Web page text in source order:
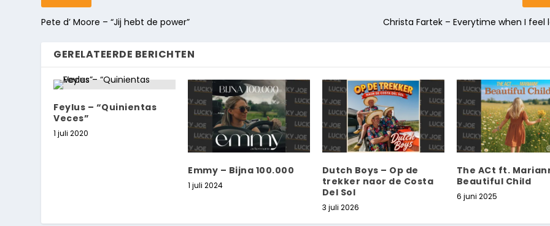
Pete d’ Moore – “Jij hebt de power” Christa Fartek – Everytime when I feel
GERELATEERDE BERICHTEN
Feylus – “Quinientas
Veces”
1 juli 2020
Emmy – Bijna 100.000
1 juli 2024
Dutch Boys – Op de
trekker naor de Costa
Del Sol
3 juli 2026
The ACt ft.
Beautiful Child
6 juni 2025